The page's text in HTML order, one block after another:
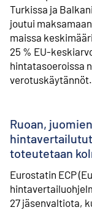
Turkissa ja
joutui
maissa
25 % EU-
hintatasoeroissa
verotuskäytännöt.
Ruoan,
toteutetaan
Eurostatin ECP
27 jäsenvaltiota,